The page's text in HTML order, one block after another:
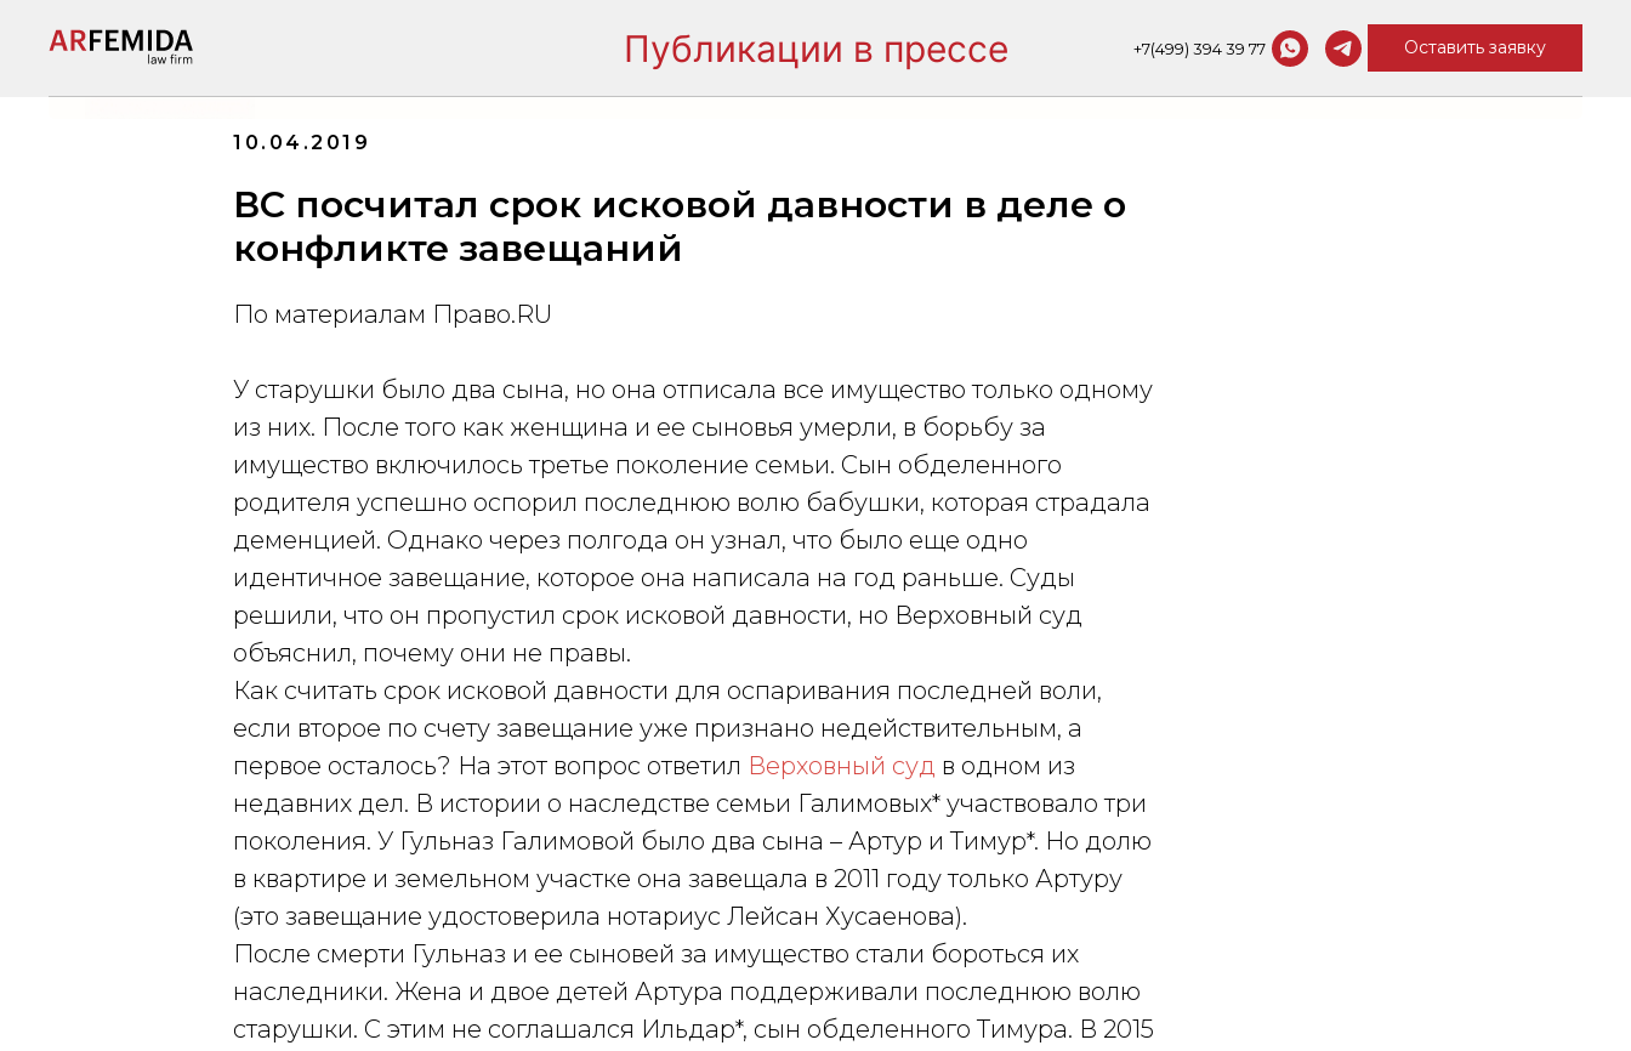
Кейсы Пресс-центр Полезные материалы Контакты
Публикации в прессе +7(499) 394 39 77 Оставить заявку
10.04.2019
ВС посчитал срок исковой давности в деле о
конфликте завещаний
По материалам Право.RU
У старушки было два сына, но она отписала все имущество только одному
из них. После того как женщина и ее сыновья умерли, в борьбу за
имущество включилось третье поколение семьи. Сын обделенного
родителя успешно оспорил последнюю волю бабушки, которая страдала
деменцией. Однако через полгода он узнал, что было еще одно
идентичное завещание, которое она написала на год раньше. Суды
решили, что он пропустил срок исковой давности, но Верховный суд
объяснил, почему они не правы.
Как считать срок исковой давности для оспаривания последней воли,
если второе по счету завещание уже признано недействительным, а
первое осталось? На этот вопрос ответил Верховный суд в одном из
недавних дел. В истории о наследстве семьи Галимовых* участвовало три
поколения. У Гульназ Галимовой было два сына – Артур и Тимур*. Но долю
в квартире и земельном участке она завещала в 2011 году только Артуру
(это завещание удостоверила нотариус Лейсан Хусаенова).
После смерти Гульназ и ее сыновей за имущество стали бороться их
наследники. Жена и двое детей Артура поддерживали последнюю волю
старушки. С этим не соглашался Ильдар*, сын обделенного Тимура. В 2015